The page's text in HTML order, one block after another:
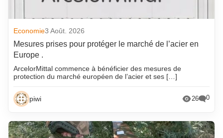
Economie3 Août. 2026
Mesures prises pour protéger le marché de l’acier en
Europe .
ArcelorMittal commence à bénéficier des mesures de
protection du marché européen de l’acier et ses […]
piwi 26 0